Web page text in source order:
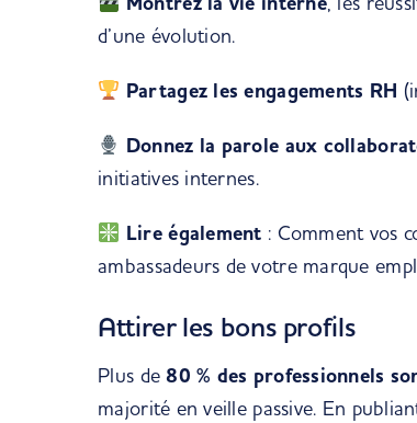
d’une évolution.
Partagez les engagements RH
Donnez la parole aux
initiatives internes.
Lire également : Comment vos
ambassadeurs de votre marque
Attirer les bons profils
Plus de80 % des professionnels
majorité en veille passive. En